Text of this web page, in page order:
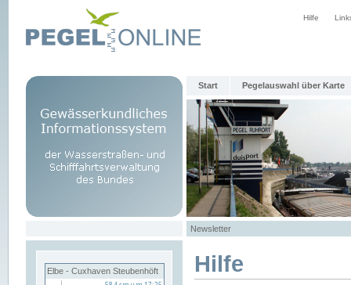
Hilfe
Start Pegelauswahl über Karte
Newsletter
Elbe - Cuxhaven Steubenhöft Hilfe